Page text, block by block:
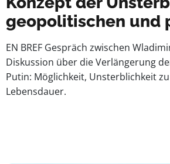
geopolitischen und
EN BREF Gespräch zwischen
Diskussion über die Verlängerung
Putin: Möglichkeit, Unsterblichkeit
Lebensdauer.